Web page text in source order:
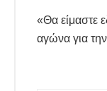
«Θα είμαστε
αγώνα για